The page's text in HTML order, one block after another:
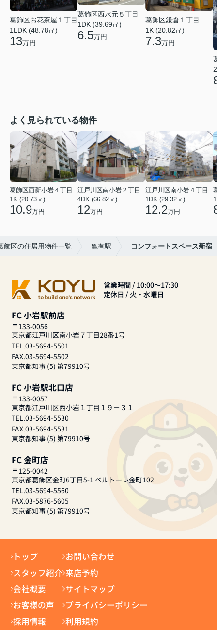
葛飾区お花茶屋１丁目
1LDK (48.78㎡)
13万円
葛飾区西水元５丁目
1DK (39.69㎡)
6.5万円
葛飾区鎌倉１丁目
1K (20.82㎡)
7.3万円
よく見られている物件
葛飾区西新小岩４丁目
1K (20.73㎡)
10.9万円
江戸川区南小岩２丁目
4DK (66.82㎡)
12万円
江戸川区南小岩４丁目
1DK (29.32㎡)
12.2万円
飾区の住居用物件一覧 亀有駅 コンフォートスペース新宿
営業時間 / 10:00～17:30
定休日 / 火・水曜日
FC 小岩駅前店
〒133-0056
東京都江戸川区南小岩７丁目28番1号
TEL.03-5694-5501
FAX.03-5694-5502
東京都知事 (5) 第79910号
FC 小岩駅北口店
〒133-0057
東京都江戸川区西小岩１丁目１９－３１
TEL.03-5694-5530
FAX.03-5694-5531
東京都知事 (5) 第79910号
FC 金町店
〒125-0042
東京都葛飾区金町6丁目5-1 ベルトーレ金町102
TEL.03-5694-5560
FAX.03-5876-5605
東京都知事 (5) 第79910号
トップ
スタッフ紹介
会社概要
お客様の声
採用情報
お問い合わせ
来店予約
サイトマップ
プライバシーポリシー
利用規約